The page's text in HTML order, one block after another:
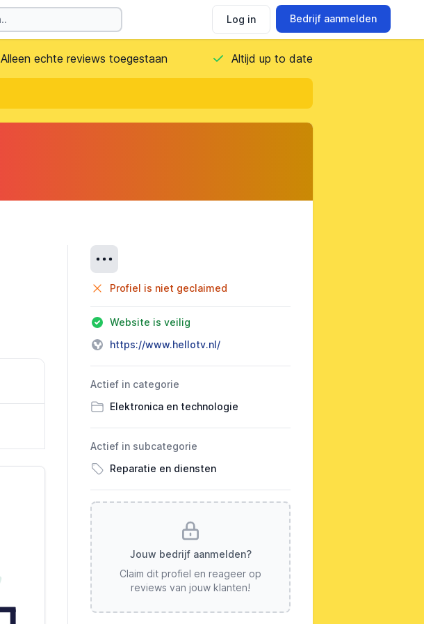
Log in Bedrijf aanmelden
Alleen echte reviews toegestaan Altijd up to date
Profiel is niet geclaimed
Website is veilig
https://www.hellotv.nl/
Actief in categorie
Elektronica en technologie
Actief in subcategorie
Reparatie en diensten
Jouw bedrijf aanmelden?
Claim dit profiel en reageer op
reviews van jouw klanten!